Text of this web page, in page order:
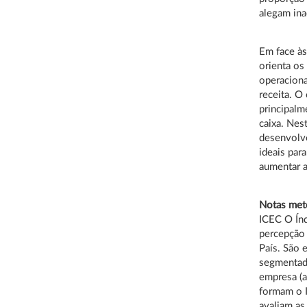
alegam
Em face
orienta os
receita. O
caixa.
ideais
aumentar
Notas
ICEC O
País. São
empresa
formam o